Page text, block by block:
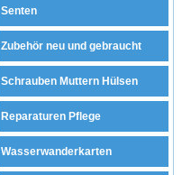
Senten
Zubehör neu und gebraucht
Schrauben Muttern Hülsen
Reparaturen Pflege
Wasserwanderkarten